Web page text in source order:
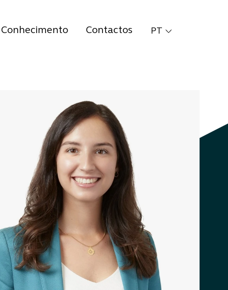
Conhecimento Contactos PT